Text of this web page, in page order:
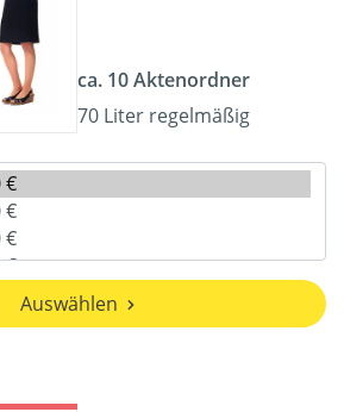
ca. 10 Aktenordner
70 Liter regelmäßig
Auswählen